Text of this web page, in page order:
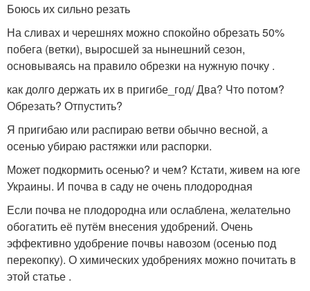
Боюсь их сильно резать
На сливах и черешнях можно спокойно обрезать 50%
побега (ветки), выросшей за нынешний сезон,
основываясь на правило обрезки на нужную почку .
как долго держать их в пригибе_год/ Два? Что потом?
Обрезать? Отпустить?
Я пригибаю или распираю ветви обычно весной, а
осенью убираю растяжки или распорки.
Может подкормить осенью? и чем? Кстати, живем на юге
Украины. И почва в саду не очень плодородная
Если почва не плодородна или ослаблена, желательно
обогатить её путём внесения удобрений. Очень
эффективно удобрение почвы навозом (осенью под
перекопку). О химических удобрениях можно почитать в
этой статье .